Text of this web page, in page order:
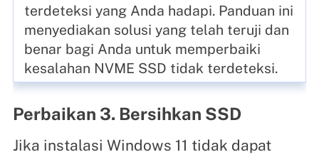
terdeteksi yang Anda hadapi. Panduan ini
menyediakan solusi yang telah teruji dan
benar bagi Anda untuk memperbaiki
kesalahan NVME SSD tidak terdeteksi.
Perbaikan 3. Bersihkan SSD
Jika instalasi Windows 11 tidak dapat